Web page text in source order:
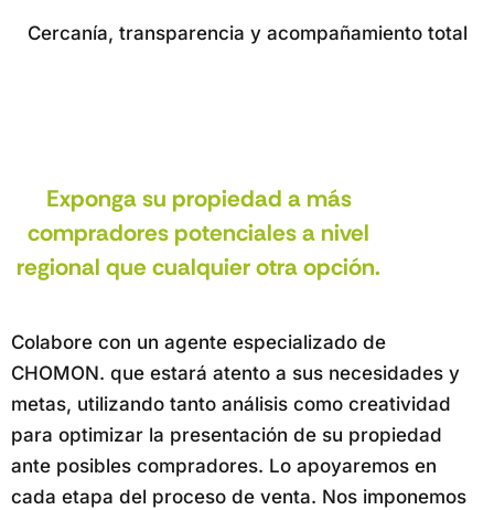
Cercanía, transparencia y acompañamiento total
Exponga su propiedad a más
compradores potenciales a nivel
regional que cualquier otra opción.
Colabore con un agente especializado de
CHOMON. que estará atento a sus necesidades y
metas, utilizando tanto análisis como creatividad
para optimizar la presentación de su propiedad
ante posibles compradores. Lo apoyaremos en
cada etapa del proceso de venta. Nos imponemos